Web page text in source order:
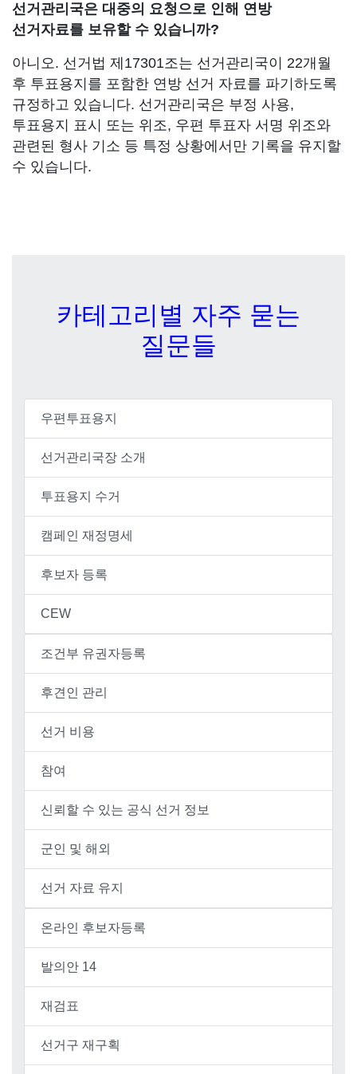
선거관리국은 대중의 요청으로 인해 연방
선거자료를 보유할 수 있습니까?
아니오. 선거법 제17301조는 선거관리국이 22개월
후 투표용지를 포함한 연방 선거 자료를 파기하도록
규정하고 있습니다. 선거관리국은 부정 사용,
투표용지 표시 또는 위조, 우편 투표자 서명 위조와
관련된 형사 기소 등 특정 상황에서만 기록을 유지할
수 있습니다.
카테고리별 자주 묻는
질문들
우편투표용지
선거관리국장 소개
투표용지 수거
캠페인 재정명세
후보자 등록
CEW
조건부 유권자등록
후견인 관리
선거 비용
참여
신뢰할 수 있는 공식 선거 정보
군인 및 해외
선거 자료 유지
온라인 후보자등록
발의안 14
재검표
선거구 재구획